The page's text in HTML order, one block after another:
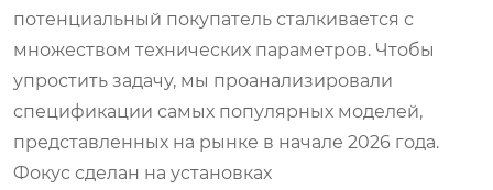
потенциальный покупатель сталкивается с
множеством технических параметров. Чтобы
упростить задачу, мы проанализировали
спецификации самых популярных моделей,
представленных на рынке в начале 2026 года.
Фокус сделан на установках